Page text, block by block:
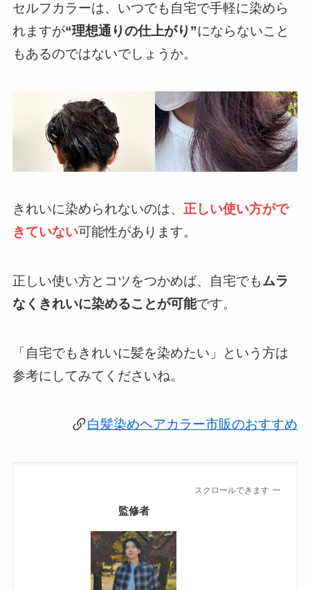
セルフカラーは、いつでも自宅で手軽に染めら
れますが“理想通りの仕上がり”にならないこと
もあるのではないでしょうか。
きれいに染められないのは、 正しい使い方がで
きていない可能性があります。
正しい使い方とコツをつかめば、自宅でもムラ
なくきれいに染めることが可能です。
「自宅でもきれいに髪を染めたい」という方は
参考にしてみてくださいね。
白髪染めヘアカラー市販のおすすめ
スクロールできます
監修者